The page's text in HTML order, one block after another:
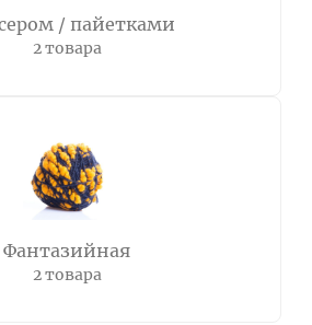
/ пайетками
2 товара
Фантазийная
2 товара